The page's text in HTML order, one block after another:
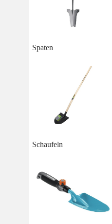
Spaten
Schaufeln